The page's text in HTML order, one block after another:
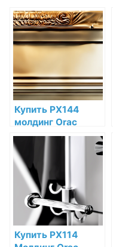
Купить PX144
молдинг Orac
Decor
Дюрополимер по
низкой цене в
интернет-
магазине
Купить PX114